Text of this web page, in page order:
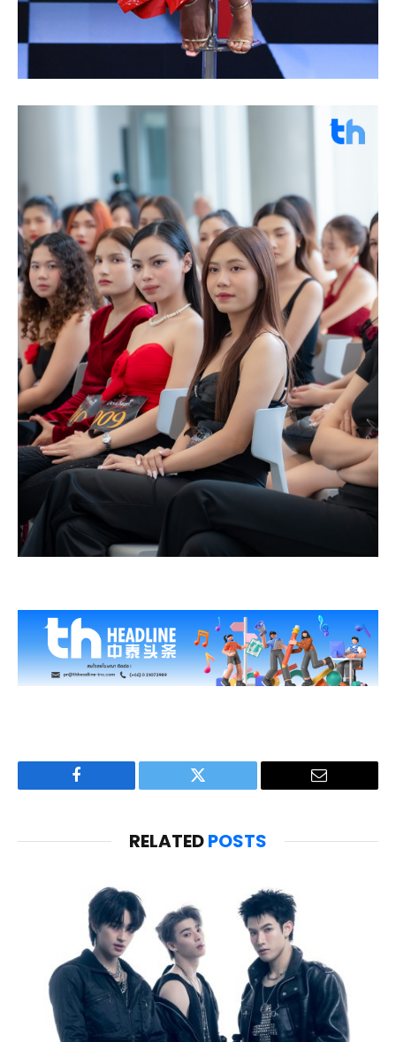
Facebook Twitter Email
RELATEDPOSTS